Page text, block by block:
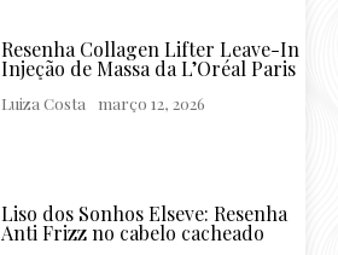
Resenha Collagen Lifter Leave-In
Injeção de Massa da L’Oréal Paris
Luiza Costa março 12, 2026
Liso dos Sonhos Elseve: Resenha
Anti Frizz no cabelo cacheado